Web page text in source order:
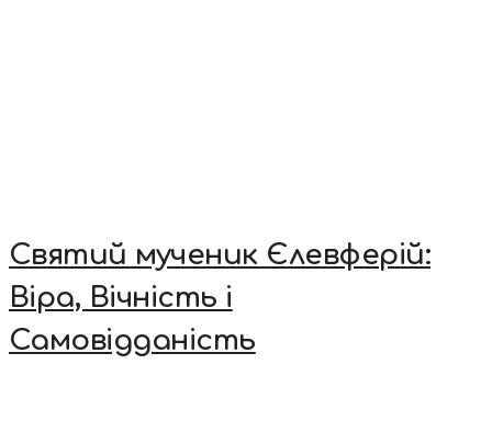
Святий мученик Єлевферій:
Віра, Вічність і
Самовідданість